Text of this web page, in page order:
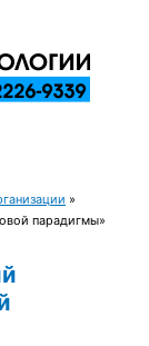
»
парадигмы»